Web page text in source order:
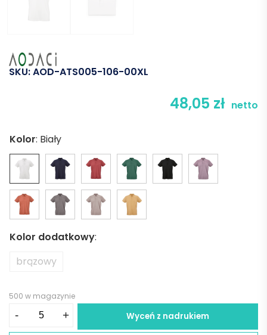
SKU:AOD-ATS005-106-00XL
48,05 zł netto
Kolor: Biały
Kolor dodatkowy:
brązowy
500 w magazynie
- + Wyceń z nadrukiem